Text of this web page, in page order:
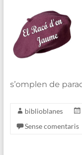
s’omplen de
biblioblanes
Sense comentaris